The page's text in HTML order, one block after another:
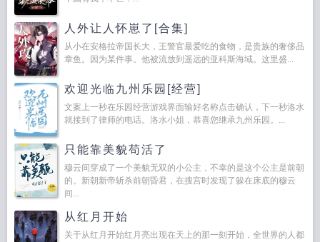
人外让人怀崽了[合集]
从小在安格拉帝国长大，王警官最爱吃的食物，是贵族的奢侈品
章鱼。因为某件事。他被流放到遥远的亚科斯海域。这里盛...
欢迎光临九州乐园[经营]
文案上一秒在乐园经营游戏界面输好名称点击确认，下一秒洛水
就接到了律师的电话。洛水小姐，恭喜您继承九州乐园。...
只能靠美貌苟活了
穆云间穿成了一个美貌无双的小公主，不幸的是这个公主是前朝
的。新朝新帝斩杀前朝昏君，在搜宫时发现了躲在床底的穆云
间...
从红月开始
关于从红月开始红月亮出现在天上的那一刻开始，全世界的人都